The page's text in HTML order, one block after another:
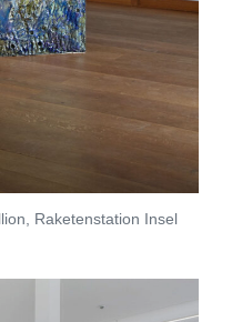
Raketenstation Insel